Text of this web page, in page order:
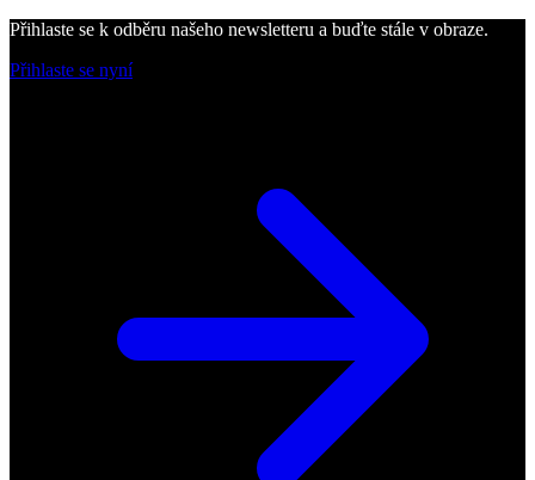
Přihlaste se k odběru našeho newsletteru a buďte stále v obraze.
Přihlaste se nyní